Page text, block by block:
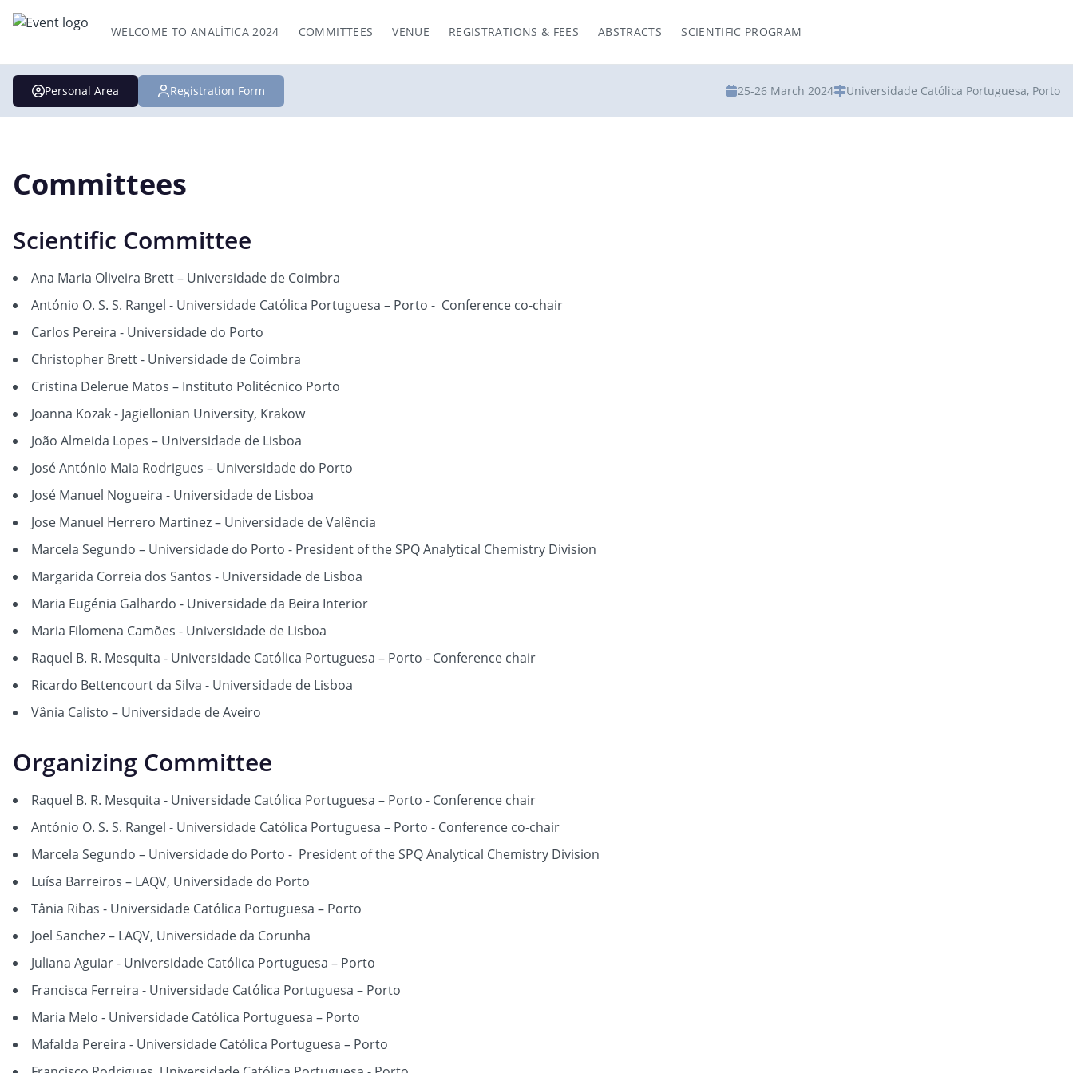
WELCOME TO ANALÍTICA 2024 COMMITTEES VENUE REGISTRATIONS & FEES ABSTRACTS SCIENTIFIC PROGRAM
Personal Area Registration Form 25-26 March 2024 Universidade Católica Portuguesa, Porto
Committees
Scientific Committee
Ana Maria Oliveira Brett – Universidade de Coimbra
António O. S. S. Rangel - Universidade Católica Portuguesa – Porto - Conference co-chair
Carlos Pereira - Universidade do Porto
Christopher Brett - Universidade de Coimbra
Cristina Delerue Matos – Instituto Politécnico Porto
Joanna Kozak - Jagiellonian University, Krakow
João Almeida Lopes – Universidade de Lisboa
José António Maia Rodrigues – Universidade do Porto
José Manuel Nogueira - Universidade de Lisboa
Jose Manuel Herrero Martinez – Universidade de Valência
Marcela Segundo – Universidade do Porto - President of the SPQ Analytical Chemistry Division
Margarida Correia dos Santos - Universidade de Lisboa
Maria Eugénia Galhardo - Universidade da Beira Interior
Maria Filomena Camões - Universidade de Lisboa
Raquel B. R. Mesquita - Universidade Católica Portuguesa – Porto - Conference chair
Ricardo Bettencourt da Silva - Universidade de Lisboa
Vânia Calisto – Universidade de Aveiro
Organizing Committee
Raquel B. R. Mesquita - Universidade Católica Portuguesa – Porto - Conference chair
António O. S. S. Rangel - Universidade Católica Portuguesa – Porto - Conference co-chair
Marcela Segundo – Universidade do Porto - President of the SPQ Analytical Chemistry Division
Luísa Barreiros – LAQV, Universidade do Porto
Tânia Ribas - Universidade Católica Portuguesa – Porto
Joel Sanchez – LAQV, Universidade da Corunha
Juliana Aguiar - Universidade Católica Portuguesa – Porto
Francisca Ferreira - Universidade Católica Portuguesa – Porto
Maria Melo - Universidade Católica Portuguesa – Porto
Mafalda Pereira - Universidade Católica Portuguesa – Porto